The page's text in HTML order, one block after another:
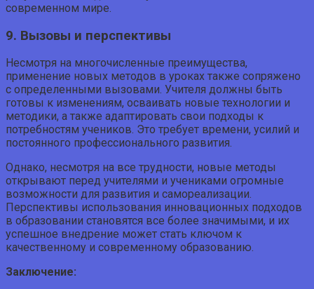
современном мире.
9. Вызовы и перспективы
Несмотря на многочисленные преимущества,
применение новых методов в уроках также сопряжено
с определенными вызовами. Учителя должны быть
готовы к изменениям, осваивать новые технологии и
методики, а также адаптировать свои подходы к
потребностям учеников. Это требует времени, усилий и
постоянного профессионального развития.
Однако, несмотря на все трудности, новые методы
открывают перед учителями и учениками огромные
возможности для развития и самореализации.
Перспективы использования инновационных подходов
в образовании становятся все более значимыми, и их
успешное внедрение может стать ключом к
качественному и современному образованию.
Заключение: